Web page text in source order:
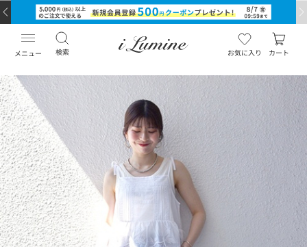
メニュー 検索 お気に入り カート